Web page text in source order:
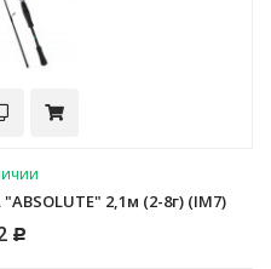
2,1м (2-8г) (IM7)
Р